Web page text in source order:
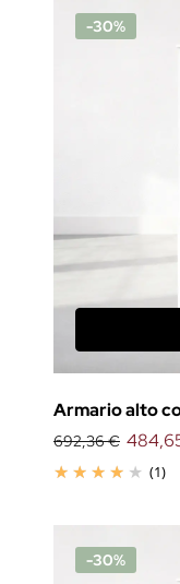
-30%
Armario alto
692,36 €
(1)
-30%